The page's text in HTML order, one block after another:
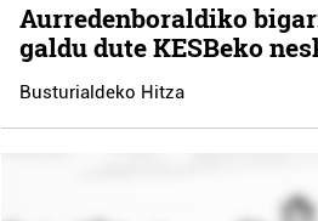
Aurredenboraldiko
galdu dute KESBeko
Busturialdeko Hitza